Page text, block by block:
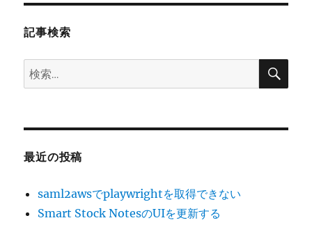
記事検索
検
索:
検
最近の投稿
saml2awsでplaywrightを取得できない
Smart Stock NotesのUIを更新する